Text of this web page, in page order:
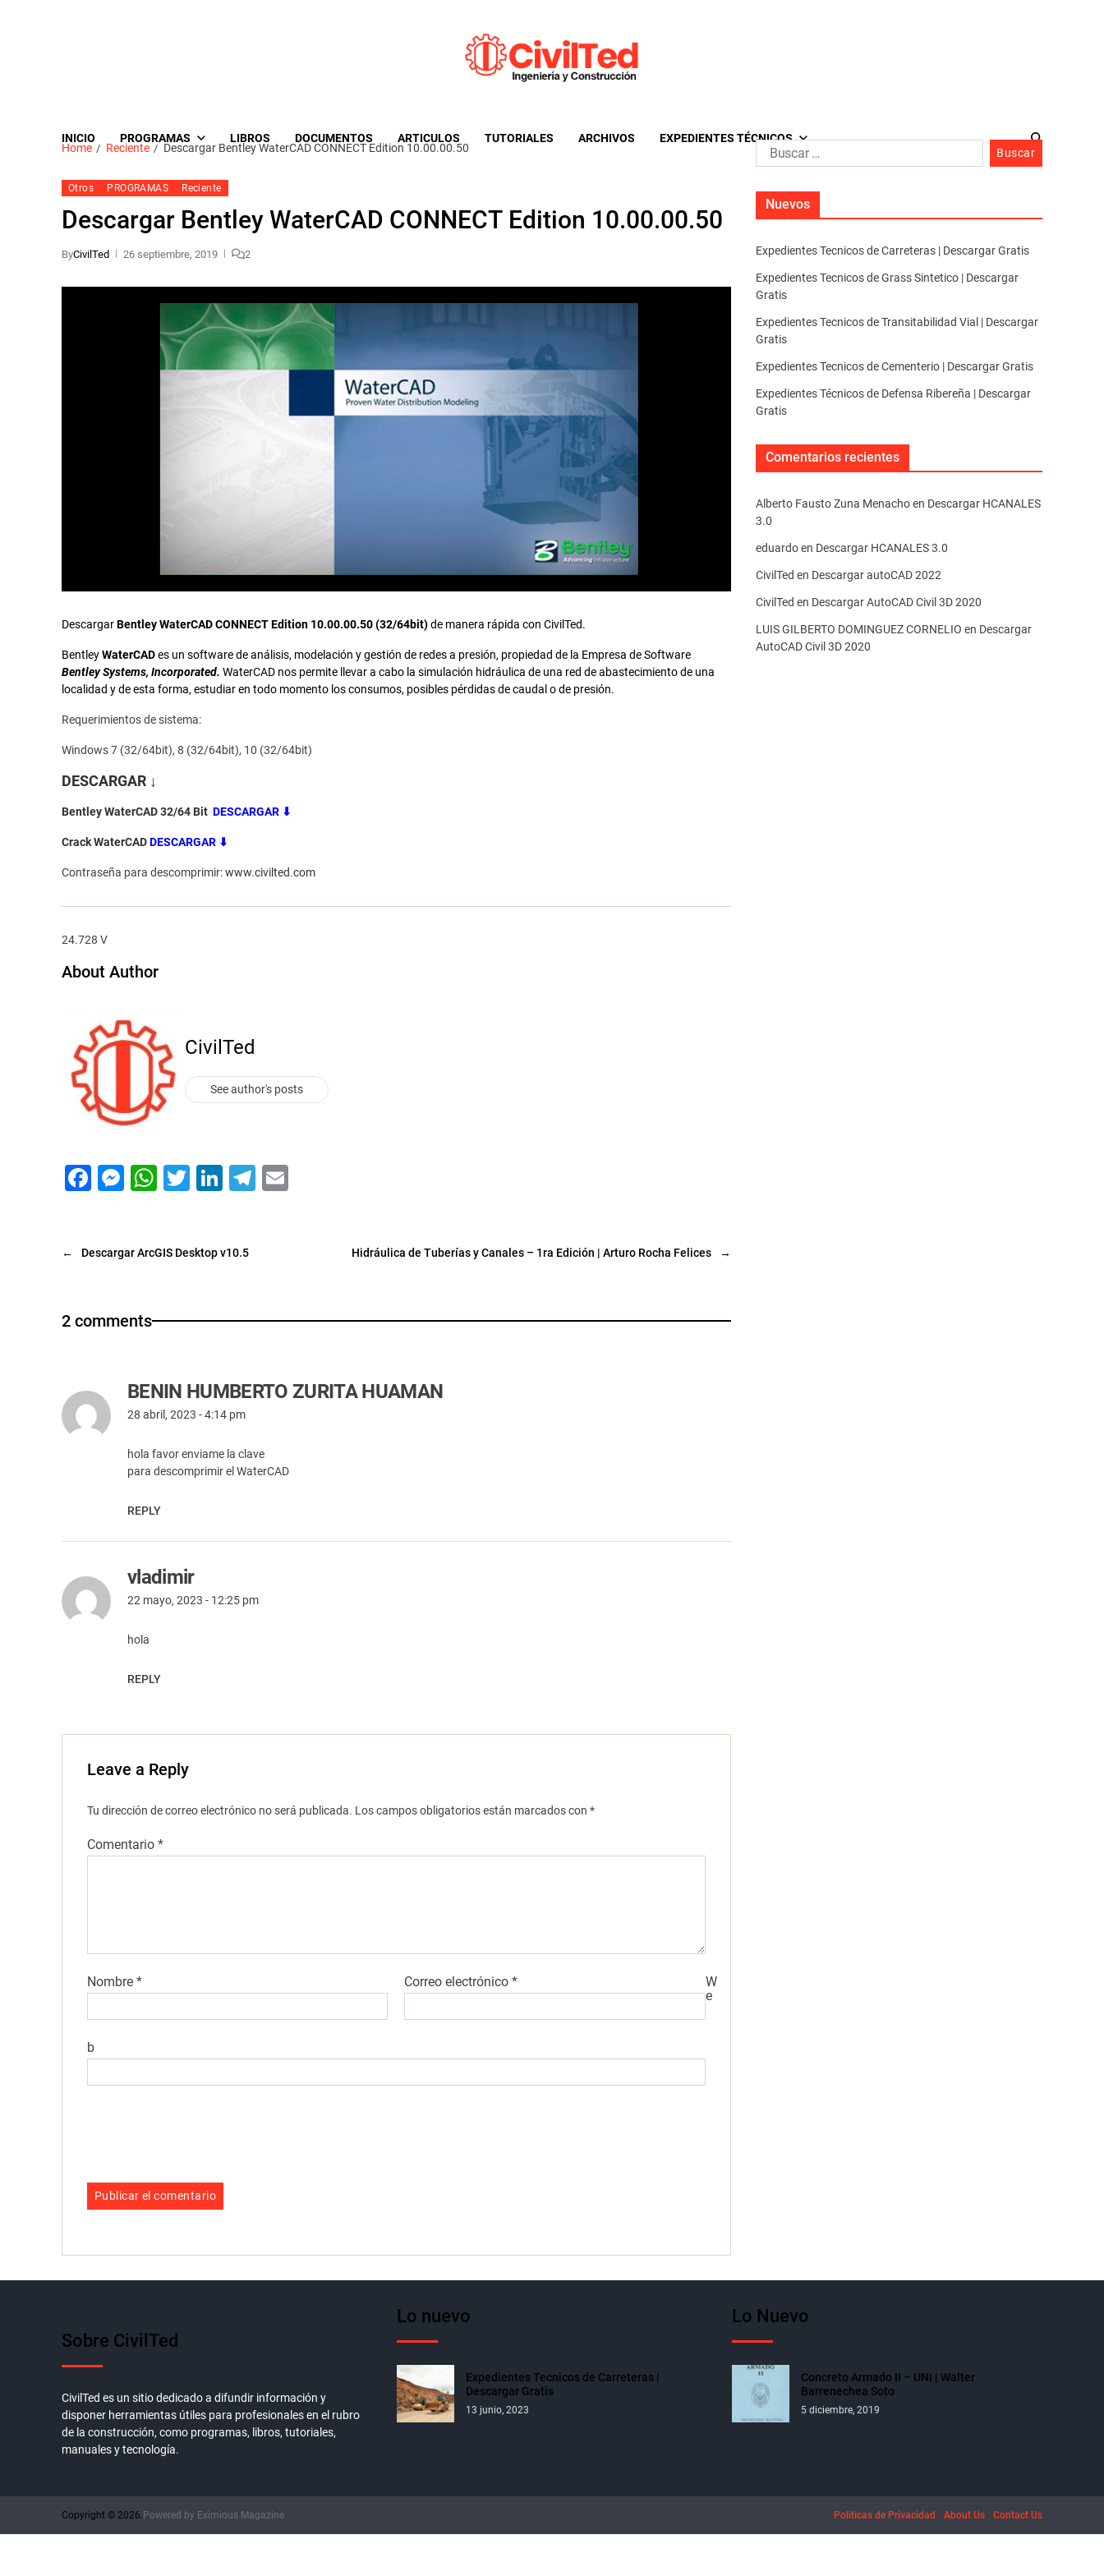
INICIO PROGRAMAS LIBROS DOCUMENTOS ARTICULOS TUTORIALES ARCHIVOS EXPEDIENTES TÉCNICOS
Home Reciente Descargar Bentley WaterCAD CONNECT Edition 10.00.00.50
Otros PROGRAMAS Reciente
Descargar Bentley WaterCAD CONNECT Edition 10.00.00.50
ByCivilTed 26 septiembre, 2019 2
DescargarBentley WaterCAD CONNECT Edition 10.00.00.50 (32/64bit)de manera rápida con CivilTed.
BentleyWaterCADes un software de análisis, modelación y gestión de redes a presión, propiedad de la Empresa de Software
Bentley Systems, Incorporated. WaterCAD nos permite llevar a cabo la simulación hidráulica de una red de abastecimiento de una
localidad y de esta forma, estudiar en todo momento los consumos, posibles pérdidas de caudal o de presión.
Requerimientos de sistema:
Windows 7 (32/64bit), 8 (32/64bit), 10 (32/64bit)
DESCARGAR ↓
Bentley WaterCAD 32/64 Bit DESCARGAR ⬇
Crack WaterCADDESCARGAR ⬇
Contraseña para descomprimir:www.civilted.com
24.728 V
About Author
CivilTed
See author's posts
F
e
o
o
M
s
n
g
W
s
T
er
Li
e
T
← Descargar ArcGIS Desktop v10.5 →
Hidráulica de Tuberías y Canales – 1ra Edición | Arturo Rocha Felices
2 comments
BENIN HUMBERTO ZURITA HUAMAN
28 abril, 2023 - 4:14 pm
hola favor enviame la clave
para descomprimir el WaterCAD
REPLY
vladimir
22 mayo, 2023 - 12:25 pm
hola
REPLY
Leave a Reply
Tu dirección de correo electrónico no será publicada. Los campos obligatorios están marcados con *
Comentario *
Nombre * Correo electrónico*
W
e
b
Nuevos
Expedientes Tecnicos de Carreteras | Descargar Gratis
Expedientes Tecnicos de Grass Sintetico | Descargar
Gratis
Expedientes Tecnicos de Transitabilidad Vial | Descargar
Gratis
Expedientes Tecnicos de Cementerio | Descargar Gratis
Expedientes Técnicos de Defensa Ribereña | Descargar
Gratis
Comentarios recientes
Alberto Fausto Zuna Menachoen Descargar HCANALES
3.0
eduardoen Descargar HCANALES 3.0
CivilTed en Descargar autoCAD 2022
CivilTed en Descargar AutoCAD Civil 3D 2020
LUIS GILBERTO DOMINGUEZ CORNELIO en Descargar
AutoCAD Civil 3D 2020
Sobre CivilTed
CivilTed es un sitio dedicado a difundir información y
disponer herramientas útiles para profesionales en el rubro
de la construcción, como programas, libros, tutoriales,
manuales y tecnología.
Lo nuevo
Expedientes Tecnicos de Carreteras |
Descargar Gratis
13 junio, 2023
Lo Nuevo
Concreto Armado II – UNI | Walter
Barrenechea Soto
5 diciembre, 2019
Copyright © 2026. Powered by Eximious Magazine Politicas de Privacidad About Us Contact Us